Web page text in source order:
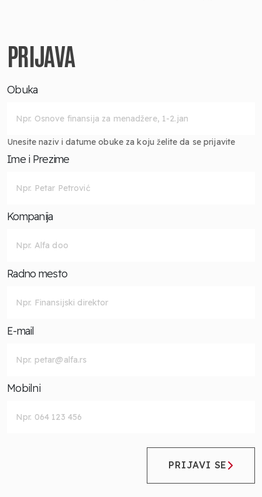
PRIJAVA
Obuka
Unesite naziv i datume obuke za koju želite da se prijavite
Ime i Prezime
Kompanija
Radno mesto
E-mail
Mobilni
PRIJAVI SE